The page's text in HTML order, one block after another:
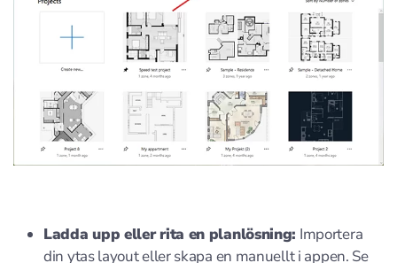
Ladda upp eller rita en planlösning: Importera
din ytas layout eller skapa en manuellt i appen. Se